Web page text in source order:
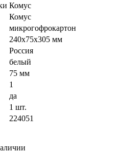
Комус
Комус
микрогофрокартон
240х75х305 мм
Россия
белый
75 мм
1
да
1 шт.
224051